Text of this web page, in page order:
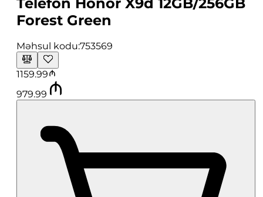
Telefon Honor X9d 12GB/256GB
Forest Green
Məhsul kodu:753569
1159.99
979.99